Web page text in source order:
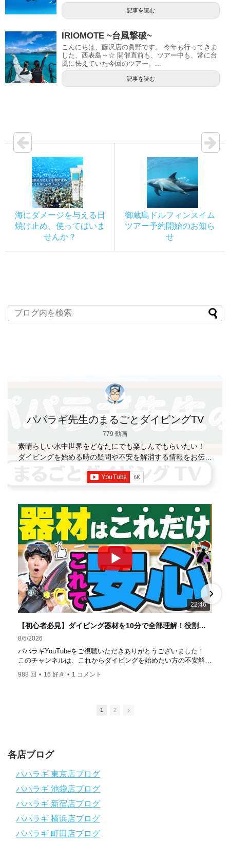
記事を読む
IRIOMOTE ~台風撃破~
こんにちは、藤沢店の眞野です。 今年も行ってきま
した、西表島～☆ 開催直前も、ツアー中も、常に台
風に怯えていた今回のツアー。...
記事を読む
海にダメージを与える日
焼け止め、使ってはいま
せんか？
御蔵島ドルフィンスイム
ツアー予約開始のお知ら
せ
パパラギ先生のまるごとダイビングTV
779 動画
素晴らしい水中世界をどなたにでも楽しんでもらいたい！
ダイビングを始める時の疑問や不安を解消する情報をお伝え
業の国内最大規模のスキューバダイビングスクール。 PADI
の初心者ダイビングライセンス認定実績。 常駐のプロイン
ストラクターは40名ほど。 【初心者からプロレベルま
で！】 年間ファンダイブ開催数は1,000本を超え、初心者の
方でも安心して潜れるような初心者向けツアーを毎週開催
中！ 2021年マリンダイビング大賞
「講習が上手なダ
イビングスクール」部門
「教え方がうまいインストラク
ター」部門
「国内ダイビングサービス伊豆半島エリア」
部門
「国内ダイビングガイド伊豆半島エリア」部門 4冠
達成！ ――――――――――――――――― パパラギダイ
ビングスクール 本店 神奈川県 藤沢市 南藤沢10-4
はコチラ
https://www.papalagi.co.jp/staticpages/index.php/work
22:46
【初心者必見】ダイビング器材を10分で全部理解！役割・使い方をやさしく解説
8/5/2026
パパラギYouTubeをご視聴いただきありがとうございました！
このチャンネルは、これからダイビングを始めたい方の不安解消
や悩みごとを解消するためのチャンネルです
ひとりでも多くの方に、素敵なダイビングライフを送っていただ
ダイビングのこんな情報を知りたいなどありましたらコメントを
～～～～～～～～～～～～～～～～～～～～～～～～～～～～
1986年創業！国内最大規模のスキューバダイビングスクール。
徹底した安全管理と、国内トップクラスの初心者ダイビングライ
センス認定実績。
～～～～～～～～～～～～～～～～～～～～～～～～～～～～
【スマホで見れるWebマニュアル！】
パパラギ公式LINEにご登録の上、メニューから「動画資料」を
988 回 • 16 好き • 1 コメント
1 2
各店ブログ
パパラギ 東京店ブログ
パパラギ 池袋店ブログ
パパラギ 新宿店ブログ
パパラギ 横浜店ブログ
パパラギ 町田店ブログ